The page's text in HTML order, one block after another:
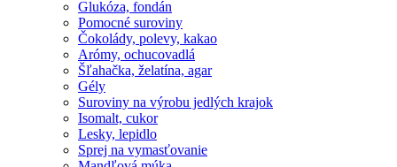
Glukóza, fondán
Pomocné suroviny
Čokolády, polevy, kakao
Arómy, ochucovadlá
Šľahačka, želatína, agar
Gély
Suroviny na výrobu jedlých krajok
Isomalt, cukor
Lesky, lepidlo
Sprej na vymasťovanie